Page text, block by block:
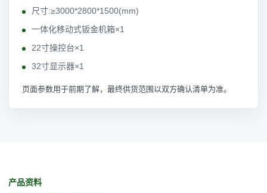
尺寸:≥3000*2800*1500(mm)
一体化移动式钣金机箱×1
22寸操控台×1
32寸显示器×1
页面参数用于前期了解，最终供货范围以双方确认清单为准。
产品资料